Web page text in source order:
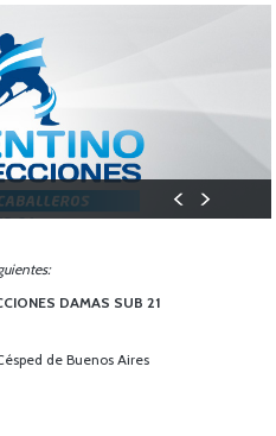
DAMAS SUB 21
de Buenos Aires